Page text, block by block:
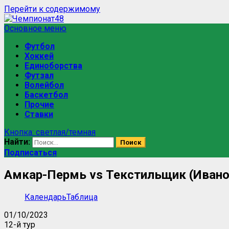
Перейти к содержимому
Основное меню
Футбол
Хоккей
Единоборства
Футзал
Волейбол
Баскетбол
Прочие
Ставки
Кнопка: светлая/темная
Найти:
Подписаться
Амкар-Пермь vs Текстильщик
КалендарьТаблица
01/10/2023
12-й тур